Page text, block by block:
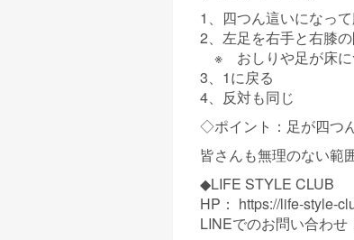
1、四つん這いになっ
2、左足を右手と右膝
※ おしりや足が床に
3、1に戻る
4、反対も同じ
◇ポイント：足が四つ
皆さんも無理のない範
◆LIFE STYLE CLUB
HP： https://life-
LINEでのお問い合わ